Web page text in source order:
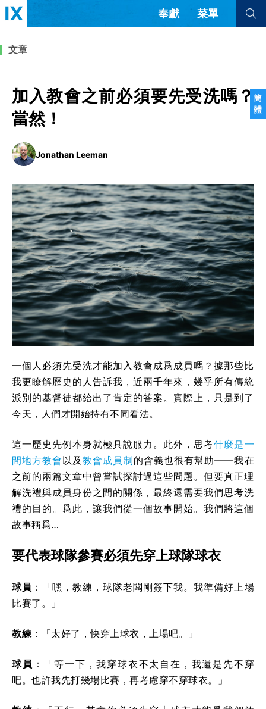
簡
體
奉獻 菜單
來信
教會帶領
福音傳講與宣教 成員制與教會紀律
團契生活與禱告
查看全部
查看全部
西班牙語
葡萄牙語
俄語
烏茲別克語
达里语
波斯語
法語
羅馬尼亞語
波蘭語
越南語
意大利語
德語
韓語
土耳其語
阿拉伯語
阿爾巴尼亞語
塞爾維亞語 柬埔寨語
文章
加入教會之前必須要先受洗嗎？
當然！
Jonathan Leeman
一個人必須先受洗才能加入教會成爲成員嗎？據那些比
我更瞭解歷史的人告訴我，近兩千年來，幾乎所有傳統
派別的基督徒都給出了肯定的答案。實際上，只是到了
今天，人們才開始持有不同看法。
這一歷史先例本身就極具說服力。此外，思考什麼是一
間地方教會以及教會成員制的含義也很有幫助——我在
之前的兩篇文章中曾嘗試探討過這些問題。但要真正理
解洗禮與成員身份之間的關係，最終還需要我們思考洗
禮的目的。爲此，讓我們從一個故事開始。我們將這個
故事稱爲…
要代表球隊參賽必須先穿上球隊球衣
球員 ：「嘿，教練，球隊老闆剛簽下我。我準備好上場
比賽了。」
教練 ：「太好了，快穿上球衣，上場吧。」
球員 ：「等一下，我穿球衣不太自在，我還是先不穿
吧。也許我先打幾場比賽，再考慮穿不穿球衣。」